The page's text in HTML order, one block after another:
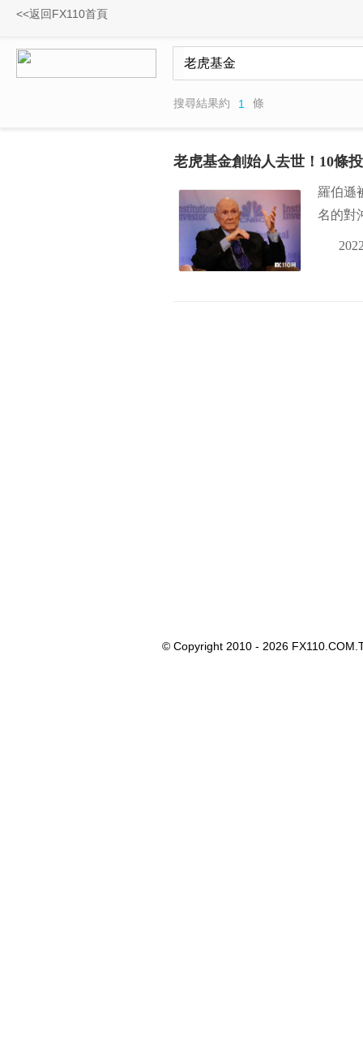
<<返回FX110首頁
搜尋結果約 1 條
老虎基金創始人去世！10條
羅伯遜
名的對
© Copyright 2010 - 2026